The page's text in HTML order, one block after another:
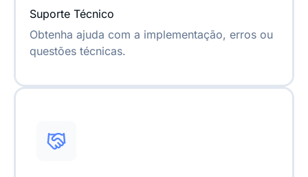
Suporte Técnico
Obtenha ajuda com a implementação, erros ou
questões técnicas.